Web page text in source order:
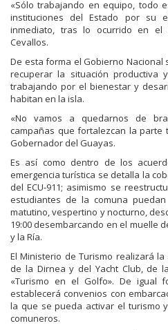
«Sólo trabajando en equipo, todo
instituciones del Estado por su
inmediato, tras lo ocurrido en el
Cevallos.
De esta forma el Gobierno
recuperar la situación productiva
trabajando por el bienestar y
habitan en la isla.
«No vamos a quedarnos de
campañas que fortalezcan la parte
Gobernador del Guayas.
Es así como dentro de los
emergencia turística se detalla la
del ECU-911; asimismo se
estudiantes de la comuna
matutino, vespertino y nocturno,
19:00 desembarcando en el muelle
y la Ría.
El Ministerio de Turismo realizará
de la Dirnea y del Yacht Club, de
«Turismo en el Golfo». De igual
establecerá convenios con
la que se pueda activar el turismo
comuneros.